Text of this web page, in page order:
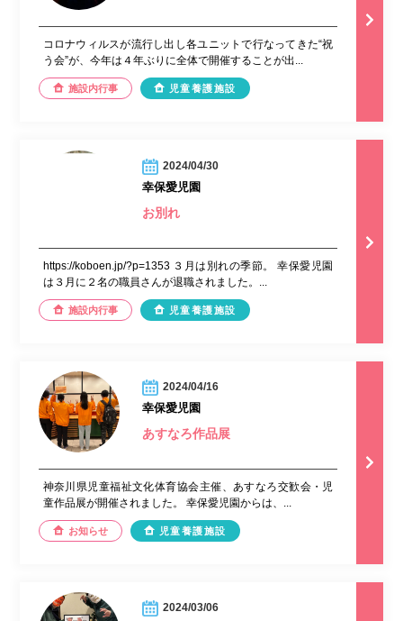
コロナウィルスが流行し出し各ユニットで行なってきた“祝
う会”が、今年は４年ぶりに全体で開催することが出...
施設内行事 児童養護施設
2024/04/30
幸保愛児園
お別れ
https://koboen.jp/?p=1353 ３月は別れの季節。 幸保愛児園
は３月に２名の職員さんが退職されました。...
施設内行事 児童養護施設
2024/04/16
幸保愛児園
あすなろ作品展
神奈川県児童福祉文化体育協会主催、あすなろ交歓会・児
童作品展が開催されました。 幸保愛児園からは、...
お知らせ 児童養護施設
2024/03/06